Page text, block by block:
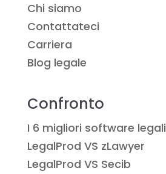
Chi siamo
Contattateci
Carriera
Blog legale
Confronto
I 6 migliori software legali
LegalProd VS zLawyer
LegalProd VS Secib